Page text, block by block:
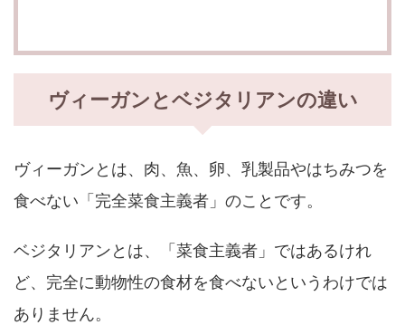
ヴィーガンとベジタリアンの違い
ヴィーガンとは、肉、魚、卵、乳製品やはちみつを
食べない「完全菜食主義者」のことです。
ベジタリアンとは、「菜食主義者」ではあるけれ
ど、完全に動物性の食材を食べないというわけでは
ありません。